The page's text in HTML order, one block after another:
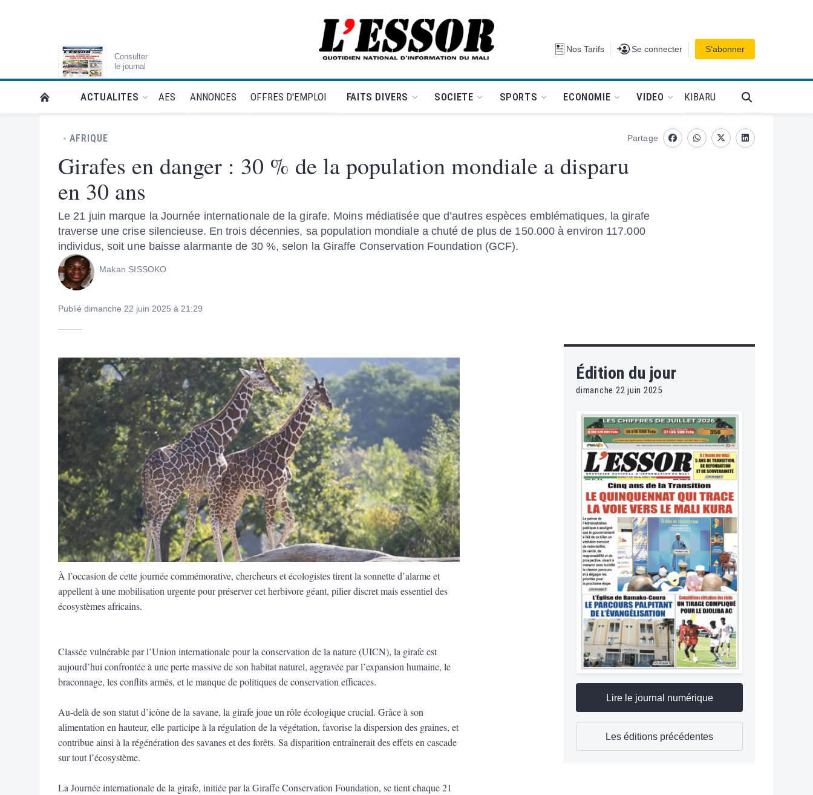
Consulter
le journal
L'Essor - retour à la une Nos Tarifs Se connecter
Se connecter S’abonner
RETOUR À LA PAGE D’ACCUEIL DE L'ESSOR
ACTUALITES AES ANNONCES OFFRES D'EMPLOI FAITS DIVERS SOCIETE SPORTS ECONOMIE VIDEO KIBARU
AFRIQUE
Girafes en danger : 30 % de la population mondiale a disparu
en 30 ans
Le 21 juin marque la Journée internationale de la girafe. Moins médiatisée que d’autres espèces emblématiques, la girafe
traverse une crise silencieuse. En trois décennies, sa population mondiale a chuté de plus de 150.000 à environ 117.000
individus, soit une baisse alarmante de 30 %, selon la Giraffe Conservation Foundation (GCF).
Makan SISSOKO
Publié dimanche 22 juin 2025 à 21:29
Partage
FacebookwhatsappTwitterLinkedin
À l’occasion de cette journée commémorative, chercheurs et écologistes tirent la sonnette d’alarme et
appellent à une mobilisation urgente pour préserver cet herbivore géant, pilier discret mais essentiel des
écosystèmes africains.
Classée vulnérable par l’Union internationale pour la conservation de la nature (UICN), la girafe est
aujourd’hui confrontée à une perte massive de son habitat naturel, aggravée par l’expansion humaine, le
braconnage, les conflits armés, et le manque de politiques de conservation efficaces.
Au-delà de son statut d’icône de la savane, la girafe joue un rôle écologique crucial. Grâce à son
alimentation en hauteur, elle participe à la régulation de la végétation, favorise la dispersion des graines, et
contribue ainsi à la régénération des savanes et des forêts. Sa disparition entraînerait des effets en cascade
sur tout l’écosystème.
La Journée internationale de la girafe, initiée par la Giraffe Conservation Foundation, se tient chaque 21
Édition du jour
dimanche 22 juin 2025
Lire le journal numérique
Les éditions précédentes